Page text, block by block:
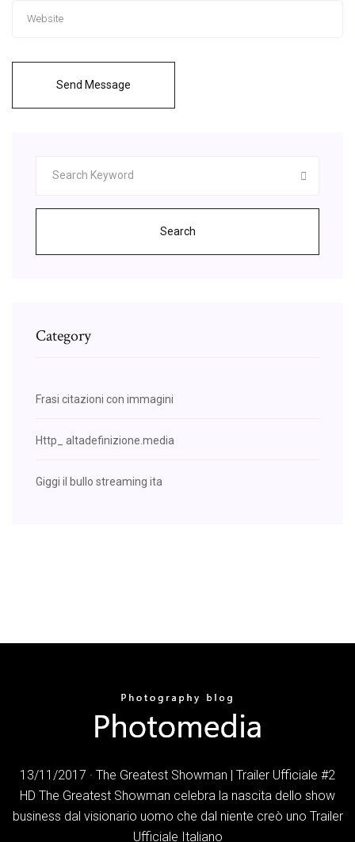
Send Message
Search
Category
Frasi citazioni con immagini
Http_ altadefinizione.media
Giggi il bullo streaming ita
13/11/2017 · The Greatest Showman | Trailer Ufficiale #2
HD The Greatest Showman celebra la nascita dello show
business dal visionario uomo che dal niente creò uno Trailer
Ufficiale Italiano